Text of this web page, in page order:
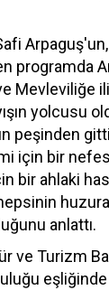
programda
Mevleviliğe
yolcusu
peşinden
için bir
bir ahlaki
anlattı.
ve Turizm